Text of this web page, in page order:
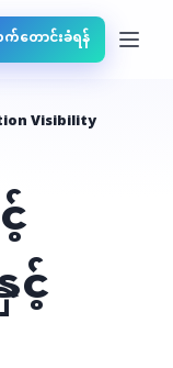
ောင်းခံရန်
SERVICES
ျက်
း
Visibility
င့်